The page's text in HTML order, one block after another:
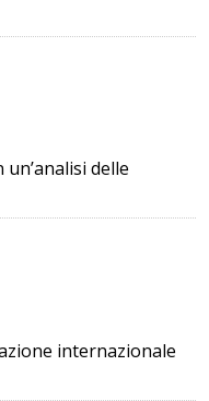
delle
internazionale